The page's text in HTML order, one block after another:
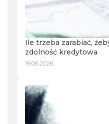
Ile trzeba zarabiać,
zdolność kredytowa
19.06.2026